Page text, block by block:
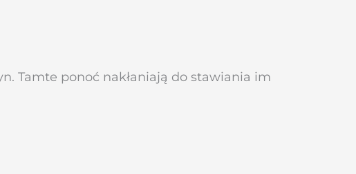
Tamte ponoć nakłaniają do stawiania im